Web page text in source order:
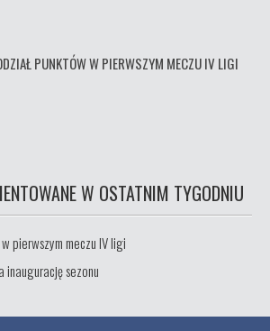
PUNKTÓW W PIERWSZYM MECZU IV LIGI
W OSTATNIM TYGODNIU
pierwszym meczu IV ligi
inaugurację sezonu